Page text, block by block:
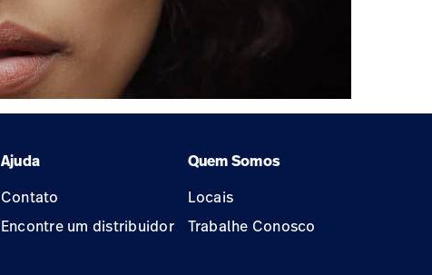
Ajuda
Quem Somos
Contato
Encontre um distribuidor
Locais
Trabalhe Conosco